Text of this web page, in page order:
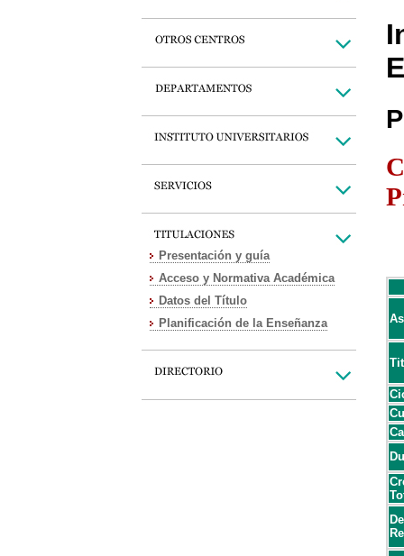
Presentación y guía
Acceso y Normativa Académica
Datos del Título
Planificación de la Enseñanza